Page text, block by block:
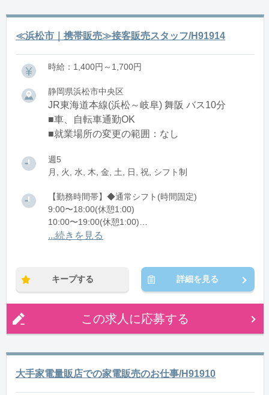
≪浜松市｜携帯販売≫接客販売スタッフ/H91914
時給：1,400円～1,700円
静岡県浜松市中央区
JR東海道本線(浜松～岐阜) 舞阪 バス10分
■車、自転車通勤OK
■就業場所の変更の範囲：なし
週5
月, 火, 水, 木, 金, 土, 日, 祝, シフト制
【勤務時間帯】◆通常シフト(時間固定)
9:00〜18:00(休憩1:00)
10:00〜19:00(休憩1:00)
11:00〜20:00(休憩1:00)
...続きを見る
キープする 詳細を見る
この求人に応募する
大手家電量販店での家電販売のお仕事/H91910